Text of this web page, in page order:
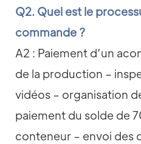
Q2. Quel est le
commande ?
A2 : Paiement d’un
de la production –
vidéos – organisation
paiement du solde de
conteneur – envoi des